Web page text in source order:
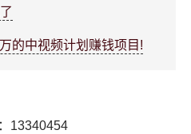
的中视频计划赚钱项目!
13340454